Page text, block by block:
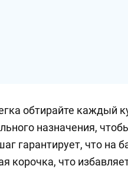
обтирайте каждый
назначения,
гарантирует, что на
корочка, что